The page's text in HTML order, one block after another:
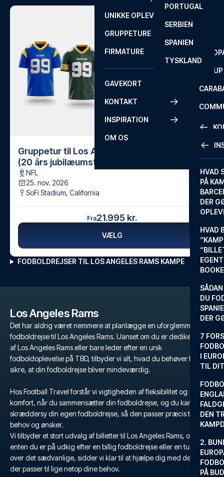
FA CUP
ROM
SEVILLA
PORTUGAL
SERBIEN
SPANIEN
TYSKLAND
UNIKKE OPLEVELSER
GRUPPETURE
FIRMATURE
GAVEKORT
KONTAKT
FAQ
INSPIRATION
HVAD
PÅ
DER
HVAD
DU
DER
7
I
TIL
DEN
2.
PÅ
OM OS
Gruppetur til Los Angeles og San Francisco
(20 års jubilæumstur)
NFL
25. nov. 2026
SoFi Stadium, California
Fra21.995 kr.
VÆLG
FODBOLDREJSER TIL LOS ANGELES RAMS KAMPE
Los Angeles Rams
Det har aldrig været nemmere at planlægge en uforglemmelig
fodboldrejse til Los Angeles Rams. Uanset om du er dedikeret fan
af Los Angeles Rams eller bare leder efter en unik
fodboldoplevelse på TBD, tilbyder vi alt, hvad du behøver for at
sikre, at din fodboldrejse bliver mindeværdig.
Hos Football Travel forstår vi vigtigheden af fleksibilitet og
komfort, når du sammensætter din fodboldrejse, og du kan derfor
skræddersy din egen fodboldrejse, så den passer præcis til dine
behov og ønsker.
Vi tilbyder et stort udvalg af billetter til Los Angeles Rams, og hvad
enten du er på udkig efter en billig fodboldrejse eller en tur ud
over det sædvanlige, sidder vi klar til at hjælpe dig med den rejse
der passer til lige netop dine behov.